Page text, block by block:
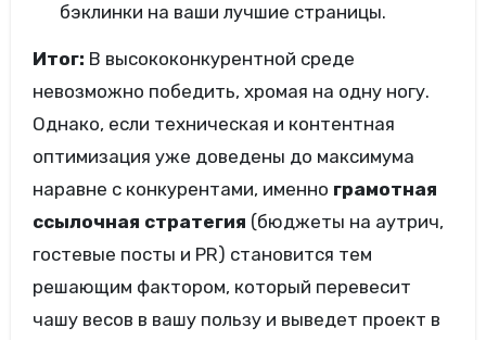
бэклинки на ваши лучшие страницы.
Итог: В высококонкурентной среде
невозможно победить, хромая на одну ногу.
Однако, если техническая и контентная
оптимизация уже доведены до максимума
наравне с конкурентами, именно грамотная
ссылочная стратегия (бюджеты на аутрич,
гостевые посты и PR) становится тем
решающим фактором, который перевесит
чашу весов в вашу пользу и выведет проект в